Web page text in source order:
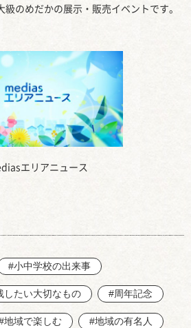
エリアニュース
のめだかの展示・販売イベントです。
#小中学校の出来事
したい大切なもの #周年記念
地域で楽しむ #地域の有名人